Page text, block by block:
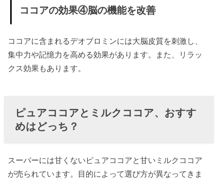
ピ②チ
» ココア
におす
ング
› ココアにもデ
る？
» ココア
ココアの効果④脳の機能を改善
ココアに含まれるデオブロミンには大脳皮質を刺激し、
集中力や記憶力を高める効果があります。また、リラッ
クス効果もあります。
ピュアココアとミルクココア、おすす
めはどっち？
スーパーには甘くないピュアココアと甘いミルクココア
が売られています。目的によって選び方が異なってきま